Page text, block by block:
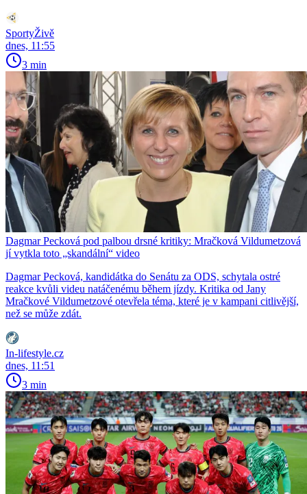
SportyŽivě
dnes, 11:55
3 min
Dagmar Pecková pod palbou drsné kritiky: Mračková Vildumetzová
jí vytkla toto „skandální“ video
Dagmar Pecková, kandidátka do Senátu za ODS, schytala ostré
reakce kvůli videu natáčenému během jízdy. Kritika od Jany
Mračkové Vildumetzové otevřela téma, které je v kampani citlivější,
než se může zdát.
In-lifestyle.cz
dnes, 11:51
3 min